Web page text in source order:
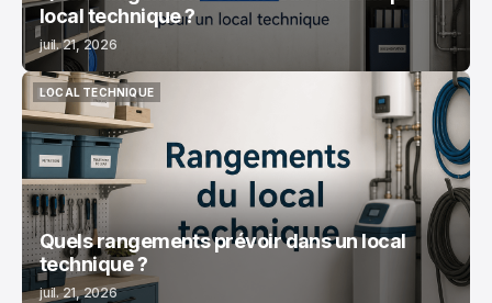
local technique ?
juil. 21, 2026
LOCAL TECHNIQUE
LOCAL TECHNIQUE
Quels rangements prévoir dans un local
technique ?
juil. 21, 2026